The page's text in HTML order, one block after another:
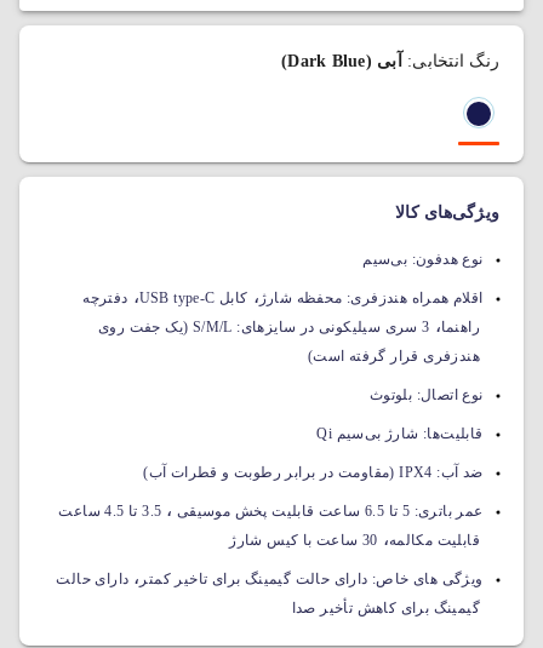
رنگ انتخابی: آبی (Dark Blue)
ویژگی‌های کالا
نوع هدفون: بی‌سیم
اقلام همراه هندزفری: محفظه شارژ ، کابل USB type-C ، دفترچه
راهنما،
3 سری سیلیکونی در سایزهای: S/M/L (یک جفت روی
هندزفری قرار گرفته است)
نوع اتصال: بلوتوث
قابلیت‌ها: شارژ بی‌سیم Qi
ضد آب: IPX4 (مقاومت در برابر رطوبت و قطرات آب)
عمر باتری: 5 تا 6.5 ساعت قابلیت پخش موسیقی ،
3.5 تا 4.5 ساعت
قابلیت مکالمه، 30 ساعت با کیس شارژ
ویژگی های خاص: دارای حالت گیمینگ برای تاخیر کمتر ، دارای حالت
گیمینگ برای کاهش تأخیر صدا